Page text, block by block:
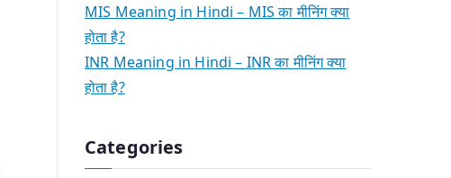
MIS Meaning in Hindi – MIS का मीनिंग क्या
होता है?
INR Meaning in Hindi – INR का मीनिंग क्या
होता है?
Categories